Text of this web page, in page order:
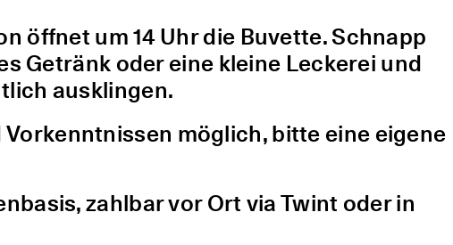
öffnet um 14 Uhr die Buvette. Schnapp
Getränk oder eine kleine Leckerei und
ausklingen.
möglich, bitte eine eigene
zahlbar vor Ort via Twint oder in